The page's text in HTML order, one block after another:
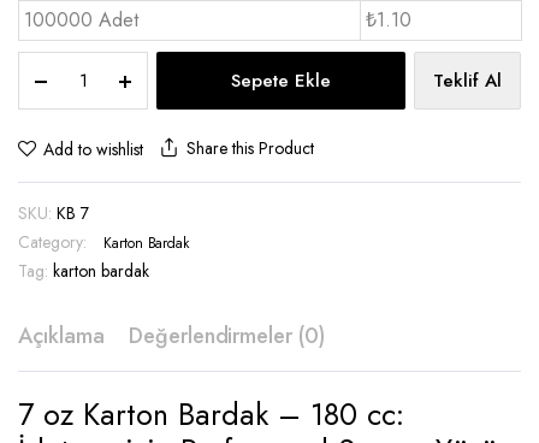
100000 Adet
₺1.10
Bardak
7
OZ
KB
7
quantity
Sepete Ekle Teklif Al
Add to wishlist Share this Product
SKU: KB 7
Category:
Karton Bardak
Tag: karton bardak
Açıklama Değerlendirmeler (0)
7 oz Karton Bardak – 180 cc: